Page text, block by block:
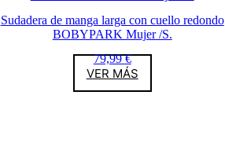
Sudadera de manga larga con cuello redondo
BOBYPARK Mujer /S.
79,99€
VER MÁS